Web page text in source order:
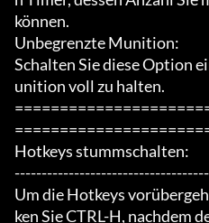
können.
Unbegrenzte Munition:
Schalten Sie diese Option
unition voll zu halten.
Hotkeys stummschalten:
Um die Hotkeys
ken Sie CTRL-H, nachdem